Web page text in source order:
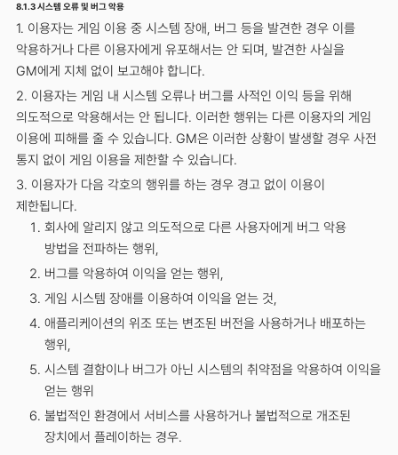
8.1.3 시스템 오류 및 버그 악용
1. 이용자는 게임 이용 중 시스템 장애, 버그 등을 발견한 경우 이를
악용하거나 다른 이용자에게 유포해서는 안 되며, 발견한 사실을
GM에게 지체 없이 보고해야 합니다.
2. 이용자는 게임 내 시스템 오류나 버그를 사적인 이익 등을 위해
의도적으로 악용해서는 안 됩니다. 이러한 행위는 다른 이용자의 게임
이용에 피해를 줄 수 있습니다. GM은 이러한 상황이 발생할 경우 사전
통지 없이 게임 이용을 제한할 수 있습니다.
3. 이용자가 다음 각호의 행위를 하는 경우 경고 없이 이용이
제한됩니다.
회사에 알리지 않고 의도적으로 다른 사용자에게 버그 악용
방법을 전파하는 행위,
버그를 악용하여 이익을 얻는 행위,
게임 시스템 장애를 이용하여 이익을 얻는 것,
애플리케이션의 위조 또는 변조된 버전을 사용하거나 배포하는
행위,
시스템 결함이나 버그가 아닌 시스템의 취약점을 악용하여 이익을
얻는 행위
불법적인 환경에서 서비스를 사용하거나 불법적으로 개조된
장치에서 플레이하는 경우.